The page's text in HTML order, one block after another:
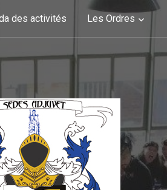
des activités Les Ordres